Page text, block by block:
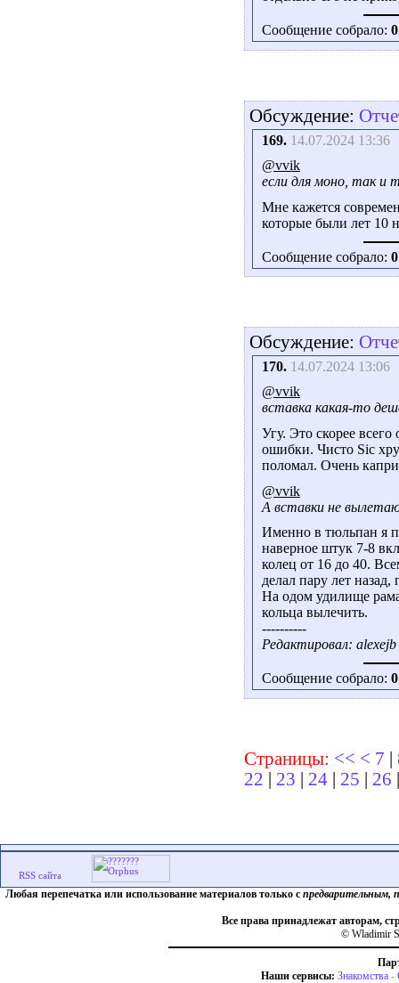
Сообщение собрало: 0
Обсуждение:
169. 14.07.2024 13:36
@vvik
если для моно, так и
Мне кажется
которые были лет 10
Сообщение собрало: 0
Обсуждение:
170. 14.07.2024 13:06
@vvik
вставка какая-то
Угу. Это скорее
ошибки. Чисто Sic
поломал. Очень
@vvik
А вставки не
Именно в тюльпан я
наверное штук 7-8
колец от 16 до 40.
делал пару лет
На одом удилище
кольца вылечить.
----------
Редактировал:
Сообщение собрало: 0
Страницы: << < 7
22
23 24 25 26
Любая перепечатка или использование материалов только с предварительным,
Все права принадлежат авторам,
© Wladimir
Наши сервисы: Знакомства -